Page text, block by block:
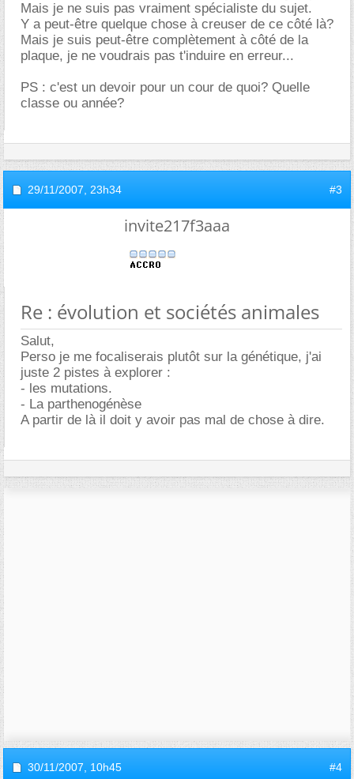
Mais je ne suis pas vraiment spécialiste du sujet.
Y a peut-être quelque chose à creuser de ce côté là?
Mais je suis peut-être complètement à côté de la
plaque, je ne voudrais pas t'induire en erreur...
PS : c'est un devoir pour un cour de quoi? Quelle
classe ou année?
29/11/2007, 23h34 #3
invite217f3aaa
Re : évolution et sociétés animales
Salut,
Perso je me focaliserais plutôt sur la génétique, j'ai
juste 2 pistes à explorer :
- les mutations.
- La parthenogénèse
A partir de là il doit y avoir pas mal de chose à dire.
30/11/2007, 10h45 #4